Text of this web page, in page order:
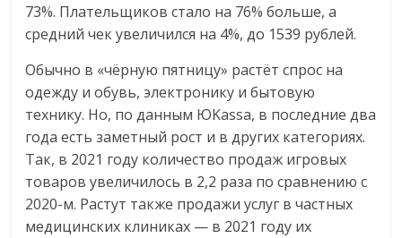
людей
эти
изменения
читателем.
73%. Плательщиков стало на 76% больше, а
средний чек увеличился на 4%, до 1539 рублей.
Обычно в «чёрную пятницу» растёт спрос на
одежду и обувь, электронику и бытовую
технику. Но, по данным ЮKassa, в последние два
года есть заметный рост и в других категориях.
Так, в 2021 году количество продаж игровых
товаров увеличилось в 2,2 раза по сравнению с
2020-м. Растут также продажи услуг в частных
медицинских клиниках — в 2021 году их